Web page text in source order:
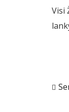
Visi